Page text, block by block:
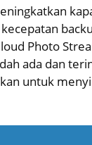
Photo
ada dan
untuk